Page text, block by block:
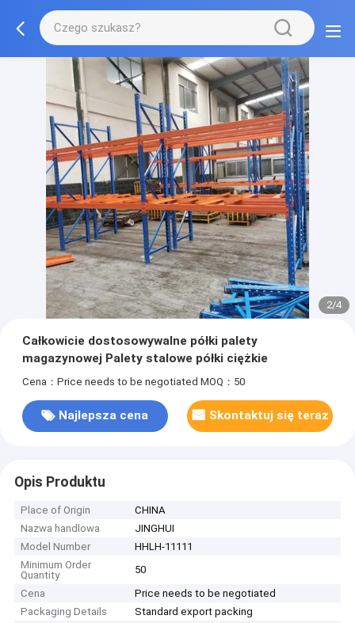
2/4
Całkowicie dostosowywalne półki palety
magazynowej Palety stalowe półki ciężkie
Cena：Price needs to be negotiated MOQ：50
Najlepsza cena Skontaktuj się teraz
Opis Produktu
Place of Origin
CHINA
Nazwa handlowa
JINGHUI
Model Number
HHLH-11111
Minimum Order
Quantity
50
Cena
Price needs to be negotiated
Packaging Details
Standard export packing